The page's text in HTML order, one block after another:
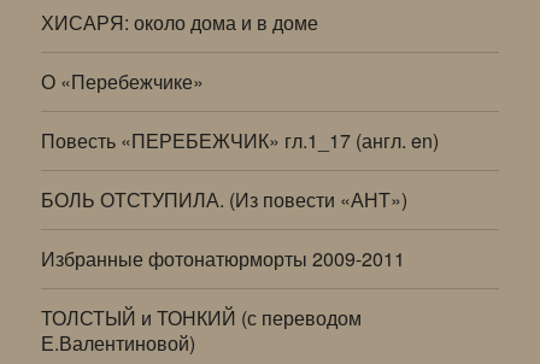
ХИСАРЯ: около дома и в доме
О «Перебежчике»
Повесть «ПЕРЕБЕЖЧИК» гл.1_17 (англ. en)
БОЛЬ ОТСТУПИЛА. (Из повести «АНТ»)
Избранные фотонатюрморты 2009-2011
ТОЛСТЫЙ и ТОНКИЙ (с переводом
Е.Валентиновой)